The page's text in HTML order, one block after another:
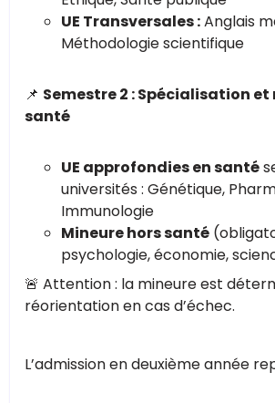
UE Transversales :Anglais
Méthodologie scientifique
📌 Semestre 2 : Spécialisation
santé
UE approfondies en santé
universités : Génétique,
Immunologie
Mineure hors santé
psychologie, économie,
🚨 Attention : la mineure est
réorientation en cas d’échec.
L’admission en deuxième année